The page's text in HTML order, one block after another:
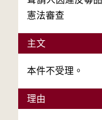
憲法審查
主文
本件不受理。
理由